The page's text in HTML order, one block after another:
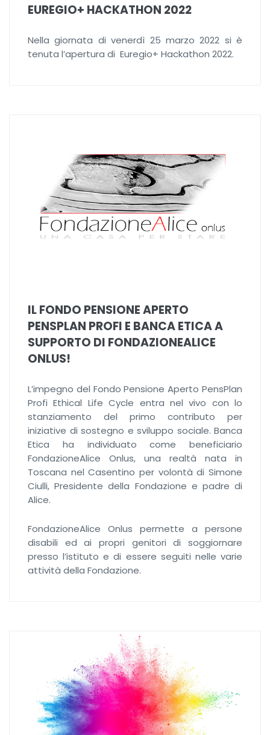
EUREGIO+ HACKATHON 2022
Nella giornata di venerdì 25 marzo 2022 si è
tenuta l’apertura di Euregio+ Hackathon 2022.
IL FONDO PENSIONE APERTO
PENSPLAN PROFI E BANCA ETICA A
SUPPORTO DI FONDAZIONEALICE
ONLUS!
L’impegno del Fondo Pensione Aperto PensPlan
Profi Ethical Life Cycle entra nel vivo con lo
stanziamento del primo contributo per
iniziative di sostegno e sviluppo sociale. Banca
Etica ha individuato come beneficiario
FondazioneAlice Onlus, una realtà nata in
Toscana nel Casentino per volontà di Simone
Ciulli, Presidente della Fondazione e padre di
Alice.
FondazioneAlice Onlus permette a persone
disabili ed ai propri genitori di soggiornare
presso l’istituto e di essere seguiti nelle varie
attività della Fondazione.